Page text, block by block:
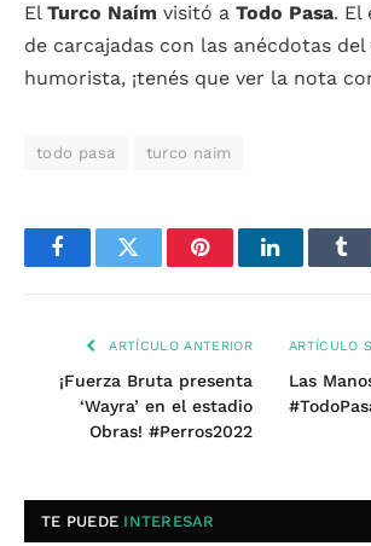
El Turco Naím visitó a Todo Pasa. El
de carcajadas con las anécdotas
humorista, ¡tenés que ver la nota
todo pasa turco naim
FacebookTwitter PinterestLinkedIn
ARTÍCULO ANTERIOR
¡Fuerza Bruta presenta
‘Wayra’ en el estadio
Obras! #Perros2022
ARTÍCULO
Las
TE PUEDE INTERESAR